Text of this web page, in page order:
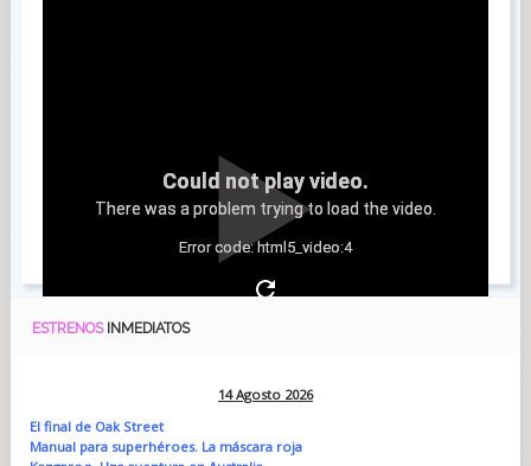
Could not play video.
There was a problem trying to load the video.
Error code: html5_video:4
ESTRENOS INMEDIATOS
14 Agosto 2026
El final de Oak Street
Manual para superhéroes. La máscara roja